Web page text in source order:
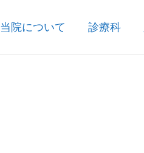
当院について 診療科